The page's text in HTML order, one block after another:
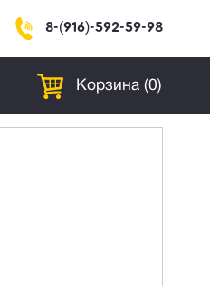
8-(916)-592-59-98
Корзина (0)